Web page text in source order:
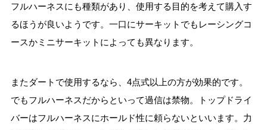
フルハーネスにも種類があり、使用する目的を考えて購入す
るほうが良いようです。一口にサーキットでもレーシングコ
ースかミニサーキットによっても異なります。
またダートで使用するなら、4点式以上の方が効果的です。
でもフルハーネスだからといって過信は禁物。トップドライ
バーはフルハーネスにホールド性に頼らないといいます。力